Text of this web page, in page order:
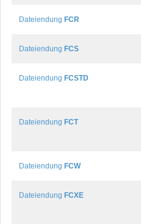
Dateiendung FCR
Dateiendung FCS
Dateiendung FCSTD
Dateiendung FCT
Dateiendung FCW
Dateiendung FCXE